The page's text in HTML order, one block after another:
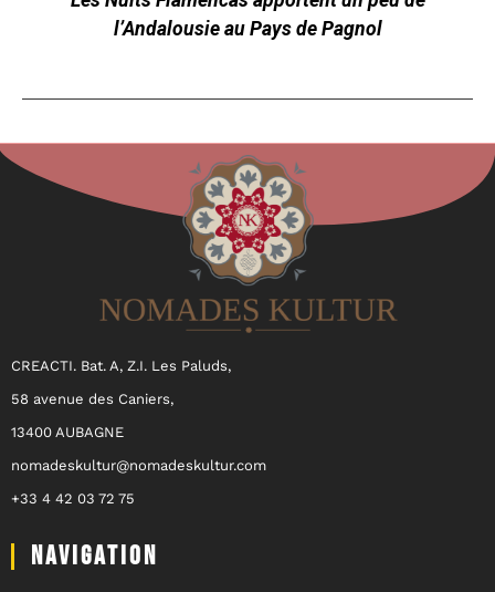
l’Andalousie au Pays de Pagnol
CREACTI. Bat. A, Z.I. Les Paluds,
58 avenue des Caniers,
13400 AUBAGNE
nomadeskultur@nomadeskultur.com
+33 4 42 03 72 75
NAVIGATION